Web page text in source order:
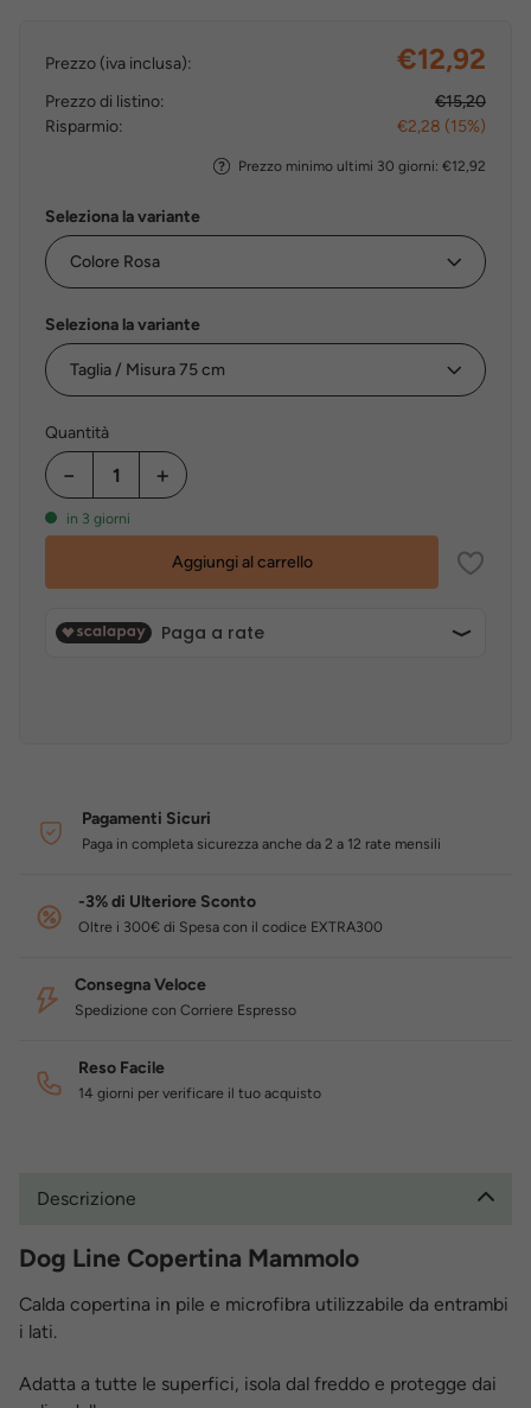
Prezzo (iva inclusa): €12,92
Prezzo di listino:
€15,20
Risparmio:
€2,28 (15%)
Prezzo minimo ultimi 30 giorni: €12,92
Seleziona la variante
Seleziona la variante
Quantità
− +
in 3 giorni
Aggiungi al carrello
Pagamenti Sicuri
Paga in completa sicurezza anche da 2 a 12 rate mensili
-3% di Ulteriore Sconto
Oltre i 300€ di Spesa con il codice EXTRA300
Consegna Veloce
Spedizione con Corriere Espresso
Reso Facile
14 giorni per verificare il tuo acquisto
Descrizione
Dog Line Copertina Mammolo
Calda copertina in pile e microfibra utilizzabile da entrambi
i lati.
Adatta a tutte le superfici, isola dal freddo e protegge dai